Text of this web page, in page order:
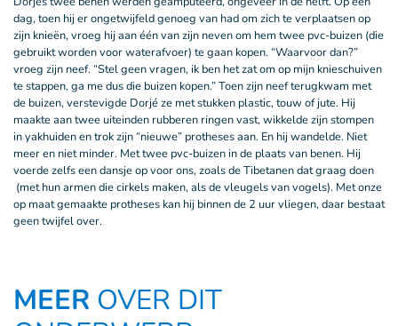
dag, toen hij er ongetwijfeld genoeg van had om zich te verplaatsen op
zijn knieën, vroeg hij aan één van zijn neven om hem twee pvc-buizen (die
gebruikt worden voor waterafvoer) te gaan kopen. “Waarvoor dan?”
vroeg zijn neef. “Stel geen vragen, ik ben het zat om op mijn knieschuiven
te stappen, ga me dus die buizen kopen.” Toen zijn neef terugkwam met
de buizen, verstevigde Dorjé ze met stukken plastic, touw of jute. Hij
maakte aan twee uiteinden rubberen ringen vast, wikkelde zijn stompen
in yakhuiden en trok zijn “nieuwe” protheses aan. En hij wandelde. Niet
meer en niet minder. Met twee pvc-buizen in de plaats van benen. Hij
voerde zelfs een dansje op voor ons, zoals de Tibetanen dat graag doen
(met hun armen die cirkels maken, als de vleugels van vogels). Met onze
op maat gemaakte protheses kan hij binnen de 2 uur vliegen, daar bestaat
geen twijfel over.
MEER OVER DIT